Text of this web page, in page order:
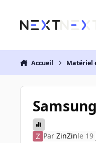
Accueil Matériel
Par ZinZinle 19